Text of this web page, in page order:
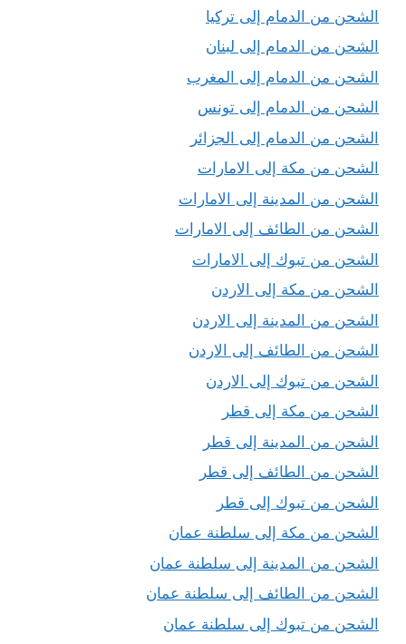
الشحن من الدمام إلى تركيا
الشحن من الدمام إلى لبنان
الشحن من الدمام إلى المغرب
الشحن من الدمام إلى تونس
الشحن من الدمام إلى الجزائر
الشحن من مكة إلى الامارات
الشحن من المدينة إلى الامارات
الشحن من الطائف إلى الامارات
الشحن من تبوك إلى الامارات
الشحن من مكة إلى الاردن
الشحن من المدينة إلى الاردن
الشحن من الطائف إلى الاردن
الشحن من تبوك إلى الاردن
الشحن من مكة إلى قطر
الشحن من المدينة إلى قطر
الشحن من الطائف إلى قطر
الشحن من تبوك إلى قطر
الشحن من مكة إلى سلطنة عمان
الشحن من المدينة إلى سلطنة عمان
الشحن من الطائف إلى سلطنة عمان
الشحن من تبوك إلى سلطنة عمان